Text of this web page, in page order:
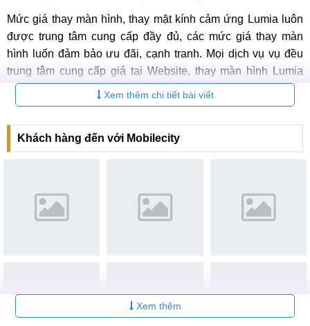
Mức giá thay màn hình, thay mặt kính cảm ứng Lumia luôn
được trung tâm cung cấp đầy đủ, các mức giá thay màn
hình luốn đảm bảo ưu đãi, cạnh tranh. Mọi dịch vụ vụ đều
trung tâm cung cấp giá tại Website, thay màn hình Lumia
730, thay mặt kính cảm ứng Lumia là 2 dịch vụ thay thế chủ
yếu của trung tâm. Quý khách tham khảo giá sau :
Giá màn hình Lumia 730 : Liên hệ
Giá mặt kính cảm ứng Lumia 730 : Liên hệ
trực tiếp quan sát quá trình thay thế, các bước thay luôn
đảm bảo chuyên nghiệp, máy được bảo quản cẩn thận. Với
Quy trình thay cảm ứng, thay màn hình
Xem thêm chi tiết bài viết
Khách hàng đến với Mobilecity
Xem thêm